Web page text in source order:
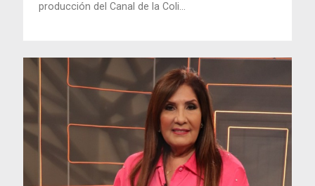
producción del Canal de la Coli...